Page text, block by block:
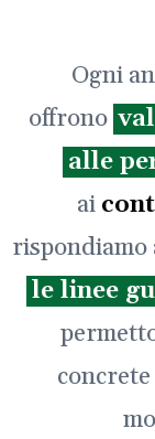
Ogni
offrono
alle
ai
rispondiamo
le linee